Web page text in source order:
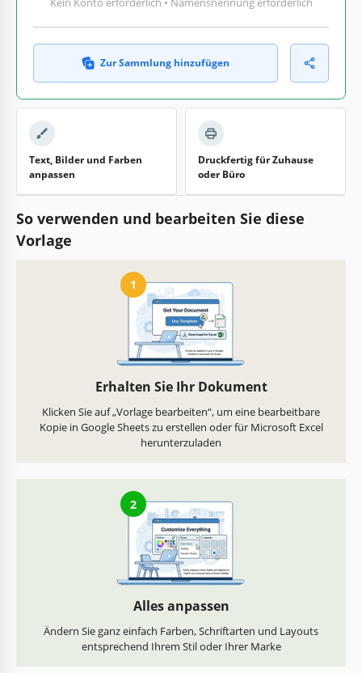
Zur Sammlung hinzufügen
Text, Bilder und Farben
anpassen
Druckfertig für Zuhause
oder Büro
So verwenden und bearbeiten Sie diese
Vorlage
1
Erhalten Sie Ihr Dokument
Klicken Sie auf „Vorlage bearbeiten“, um eine bearbeitbare
Kopie in Google Sheets zu erstellen oder für Microsoft Excel
herunterzuladen
2
Alles anpassen
Ändern Sie ganz einfach Farben, Schriftarten und Layouts
entsprechend Ihrem Stil oder Ihrer Marke